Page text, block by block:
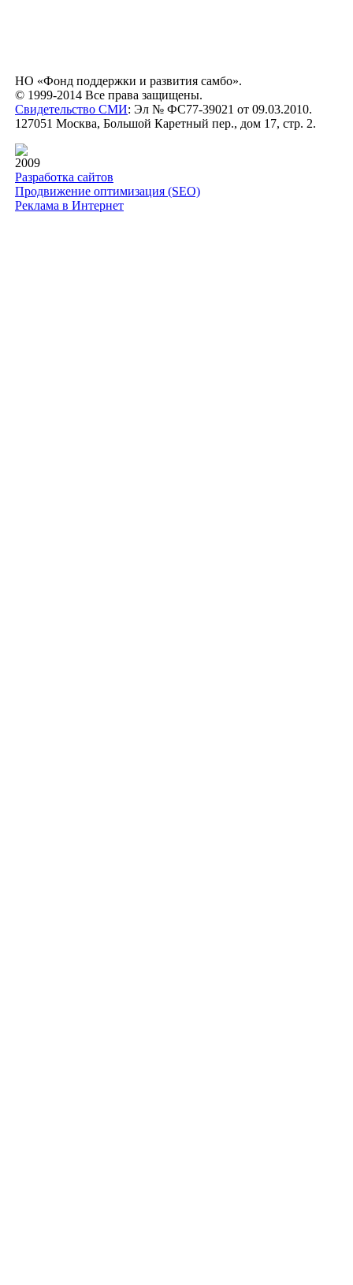
НО «Фонд поддержки и развития самбо».
© 1999-2014 Все права защищены.
Свидетельство СМИ: Эл № ФС77-39021 от 09.03.2010.
127051 Москва, Большой Каретный пер., дом 17, стр. 2.
2009
Разработка сайтов
Продвижение оптимизация (SEO)
Реклама в Интернет